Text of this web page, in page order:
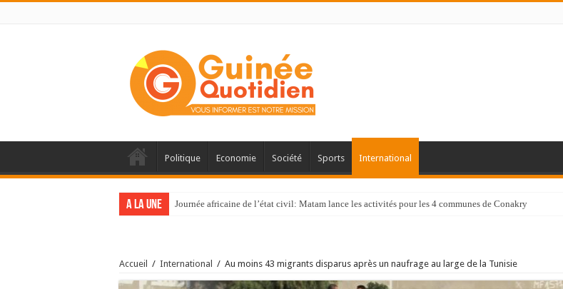
Politique Economie Société Sports International
A la une Journée africaine de l’état civil: Matam lance les activités pour les 4 communes de Conakry
Accueil / International / Au moins 43 migrants disparus après un naufrage au large de la Tunisie